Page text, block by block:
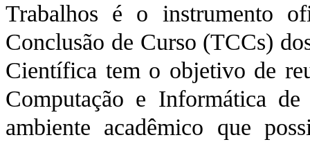
Trabalhos é o instrumento
Conclusão de Curso (TCCs)
Científica tem o objetivo de
Computação e Informática
ambiente acadêmico que